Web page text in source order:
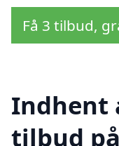
Få 3 tilbud,
Indhent
tilbud